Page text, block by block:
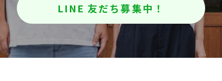
LINE 友だち募集中！